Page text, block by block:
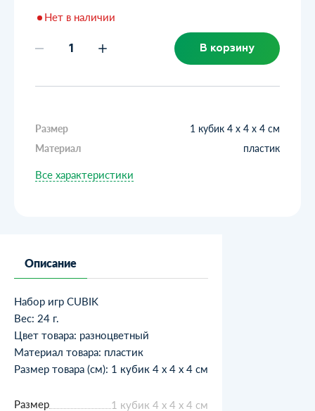
Нет в наличии
В корзину
Размер
1 кубик 4 х 4 х 4 см
Материал
пластик
Все характеристики
Описание
Набор игр CUBIK
Вес: 24 г.
Цвет товара: разноцветный
Материал товара: пластик
Размер товара (см): 1 кубик 4 х 4 х 4 см
Размер
1 кубик 4 х 4 х 4 см